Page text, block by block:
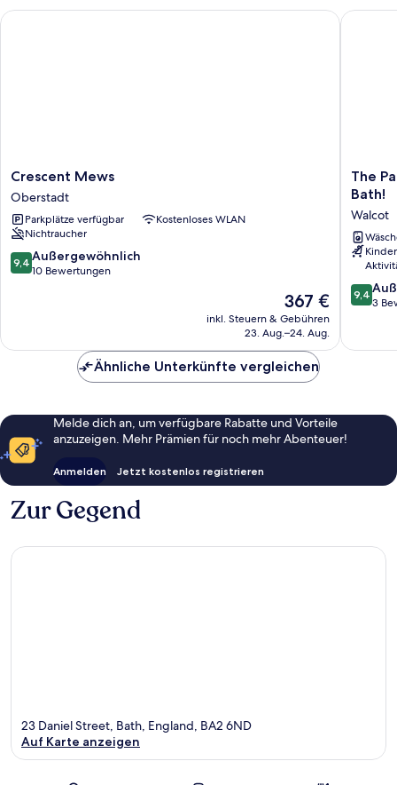
Crescent
Mews
Oberstadt
Crescent Mews
Oberstadt
Parkplätze verfügbar
Kostenloses WLAN
Nichtraucher
9.4
von
9,4 Außergewöhnlich
10 Bewertungen
Der
Preis
beträgt
367 €
inkl. Steuern & Gebühren
23. Aug.–24. Aug.
Crescent Mews
The
Paragon
-
Views
over
Bath!
Walcot
The
Bath!
Walcot
9.4
von
3
9,4
3
The
Ähnliche Unterkünfte vergleichen
Melde dich an, um verfügbare Rabatte und Vorteile
anzuzeigen. Mehr Prämien für noch mehr Abenteuer!
Anmelden Jetzt kostenlos registrieren
Zur Gegend
23 Daniel Street, Bath, England, BA2 6ND
Auf Karte anzeigen